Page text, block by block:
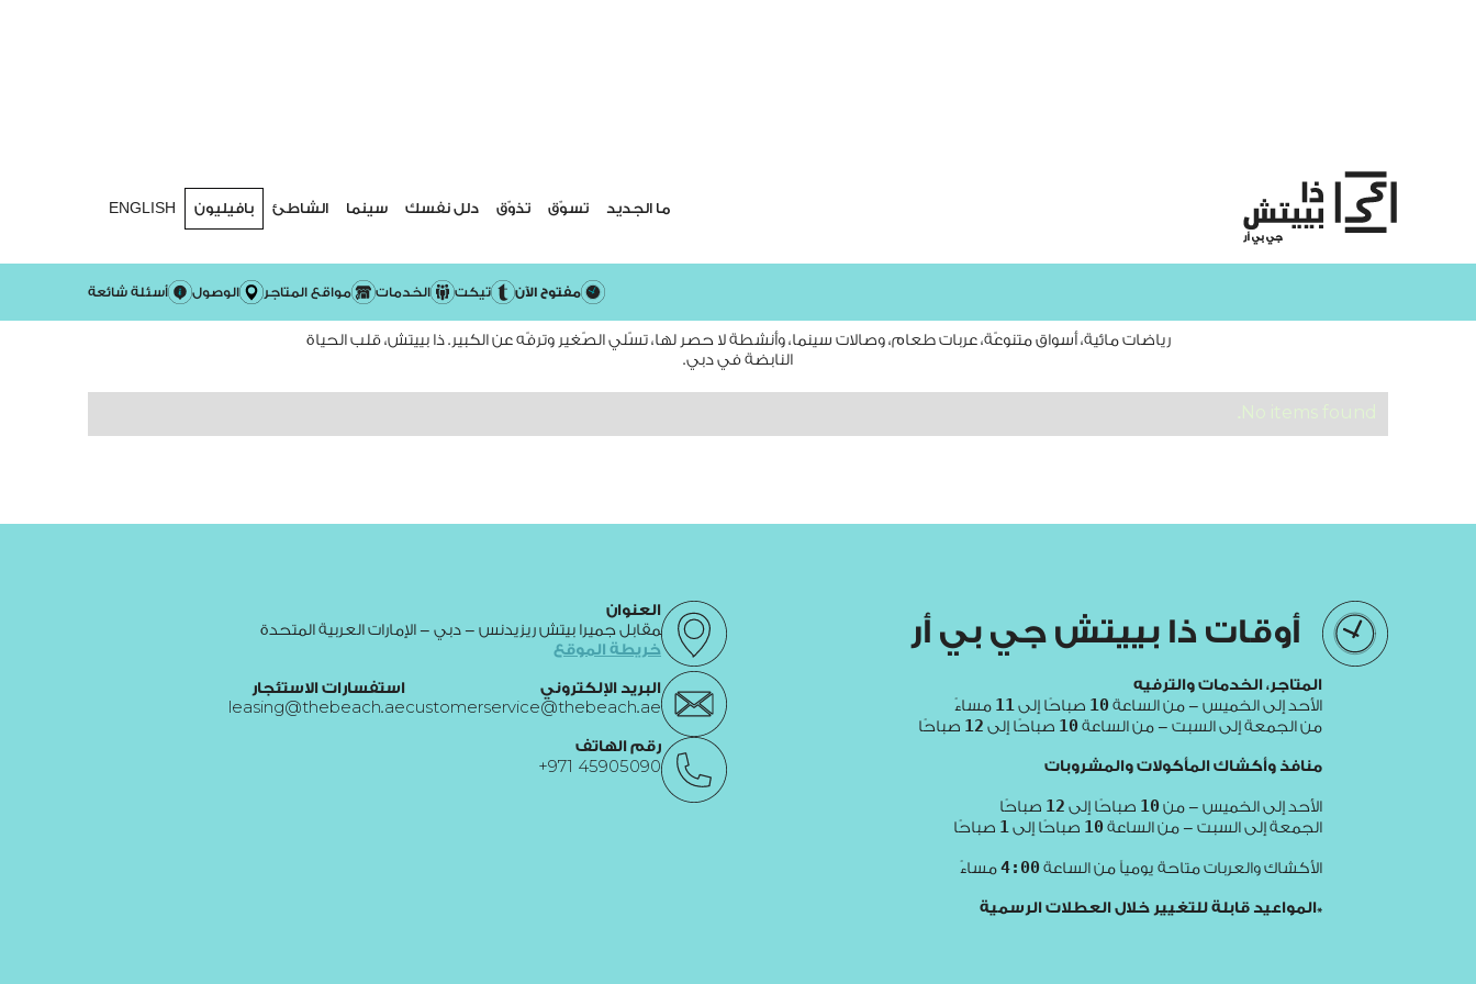
ما الجديد تسوّق تذوّق دلل نفسك سينما الشاطئ بافيليون ENGLISH
مفتوح الآن تيكت الخدمات مواقع المتاجر الوصول أسئلة شائعة ذا بييتش، أكثر بكثير من وجهة تسّوق أو سلسلة مطاعم!
رياضات مائية، أسواق متنوعّة، عربات طعام، وصالات سينما، وأنشطة لا حصر لها، تسّلي الصّغير وترفّه عن الكبير. ذا بييتش، قلب الحياة
النابضة في دبي.
No items found.
أوقات ذا بييتش جي بي أر
المتاجر، الخدمات والترفيه
الأحد إلى الخميس - من الساعة 10 صباحًا إلى11 مساءً
من الجمعة إلى السبت - من الساعة 10 صباحًا إلى 12 صباحًا
منافذ وأكشاك المأكولات والمشروبات
الأحد إلى الخميس - من 10 صباحًا إلى 12 صباحًا
الجمعة إلى السبت - من الساعة 10 صباحًا إلى1 صباحًا
الأكشاك والعربات متاحة يومياً من الساعة 4:00مساءً
*المواعيد قابلة للتغيير خلال العطلات الرسمية
العنوان
مقابل جميرا بيتش ريزيدنس - دبي - الإمارات العربية المتحدة
خريطة الموقع
البريد الإلكتروني
customerservice@thebeach.ae
استفسارات الاستئجار
leasing@thebeach.ae
رقم الهاتف
+971 45905090